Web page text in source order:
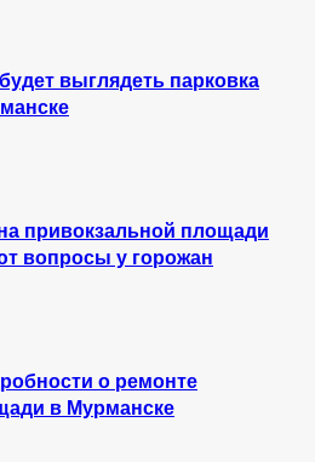
выглядеть парковка
привокзальной площади
вопросы у горожан
о ремонте
в Мурманске